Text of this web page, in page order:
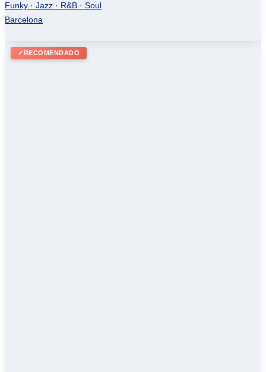
Funky · Jazz · R&B · Soul
Barcelona
✓ RECOMENDADO